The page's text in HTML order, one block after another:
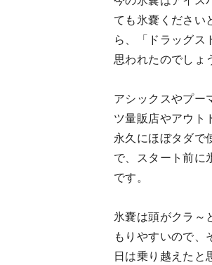
ても氷嚢ください
ら、「ドラッグス
思われたのでしょ
アシックスやプー
ツ量販店やアウト
永久にほぼタダで
で、スタート前に
です。
氷嚢は頭がクラ～
もりやすいので、
日は乗り越えたと